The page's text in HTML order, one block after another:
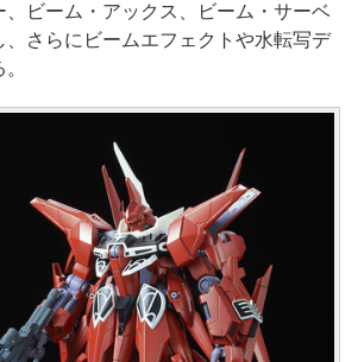
、ビーム・アックス、ビーム・サーベ
、さらにビームエフェクトや水転写デ